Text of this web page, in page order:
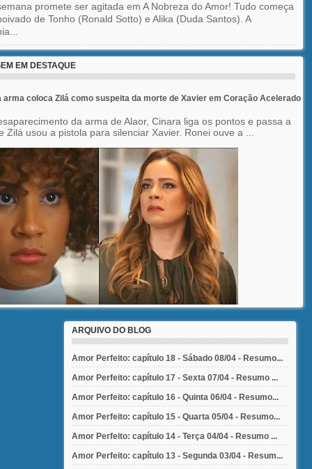
promete ser agitada em A Nobreza do Amor! Tudo começa
de Tonho (Ronald Sotto) e Alika (Duda Santos). A
EM DESTAQUE
arma coloca Zilá como suspeita da morte de Xavier em Coração Acelerado
da arma de Alaor, Cinara liga os pontos e passa a
Zilá usou a pistola para silenciar Xavier. Ronei ouve a ...
ARQUIVO DO BLOG
Amor Perfeito: capítulo 18 - Sábado 08/04 - Resumo...
Amor Perfeito: capítulo 17 - Sexta 07/04 - Resumo ...
Amor Perfeito: capítulo 16 - Quinta 06/04 - Resumo...
Amor Perfeito: capítulo 15 - Quarta 05/04 - Resumo...
Amor Perfeito: capítulo 14 - Terça 04/04 - Resumo ...
Amor Perfeito: capítulo 13 - Segunda 03/04 - Resum...